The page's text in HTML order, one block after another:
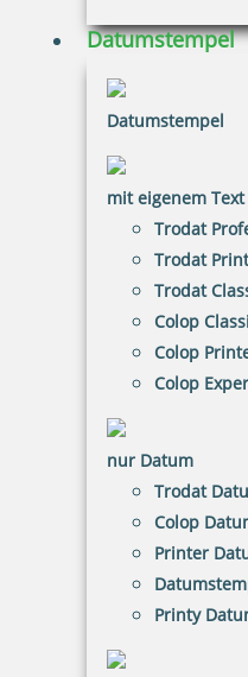
Datumstempel
Datumstempel
mit eigenem Text
Trodat
Trodat
Trodat
Colop
Colop
Colop
nur Datum
Trodat
Colop
Printer
Printy
Jetzt gestalten
Stempel
Jetzt gestalten
Printy 4924 Tauchstempel